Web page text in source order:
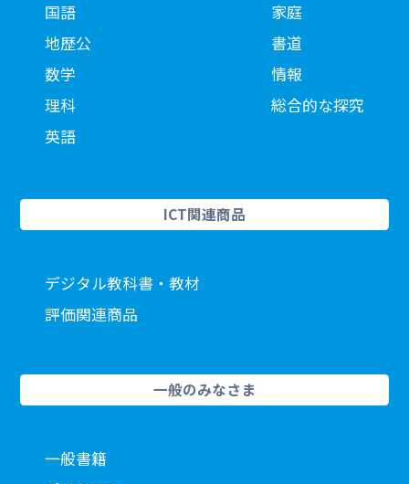
国語
地歴公
数学
理科
英語
家庭
書道
情報
総合的な探究
ICT関連商品
デジタル教科書・教材
評価関連商品
一般のみなさま
一般書籍